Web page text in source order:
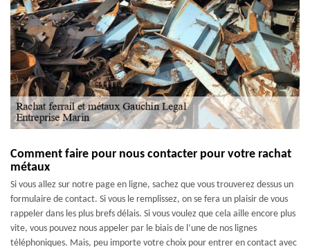
Comment faire pour nous contacter pour votre rachat
métaux
Si vous allez sur notre page en ligne, sachez que vous trouverez dessus un
formulaire de contact. Si vous le remplissez, on se fera un plaisir de vous
rappeler dans les plus brefs délais. Si vous voulez que cela aille encore plus
vite, vous pouvez nous appeler par le biais de l’une de nos lignes
téléphoniques. Mais, peu importe votre choix pour entrer en contact avec